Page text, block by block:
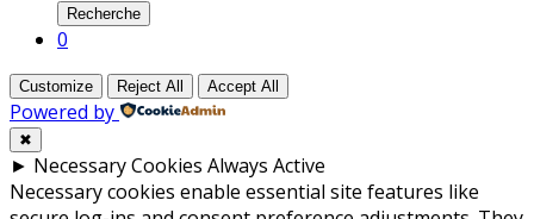
Recherche
0
Customize Reject All Accept All
Powered by
✖
► Necessary Cookies Always Active
Necessary cookies enable essential site features like